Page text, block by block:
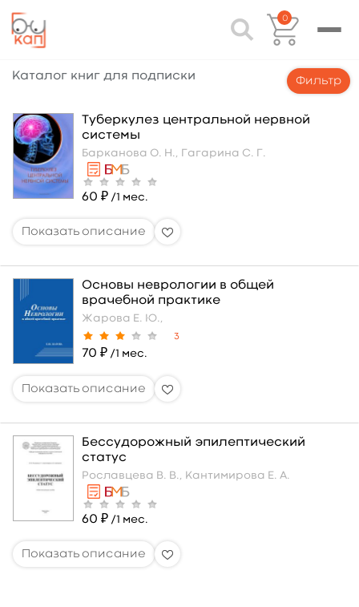
0
Каталог книг для подписки Фильтр
Туберкулез центральной нервной
системы
Барканова О. Н., Гагарина С. Г.
60 ₽ /1 мес.
Основы неврологии в общей
врачебной практике
Жарова Е. Ю.,
3
70 ₽ /1 мес.
Бессудорожный эпилептический
статус
Рославцева В. В., Кантимирова Е. А.
60 ₽ /1 мес.